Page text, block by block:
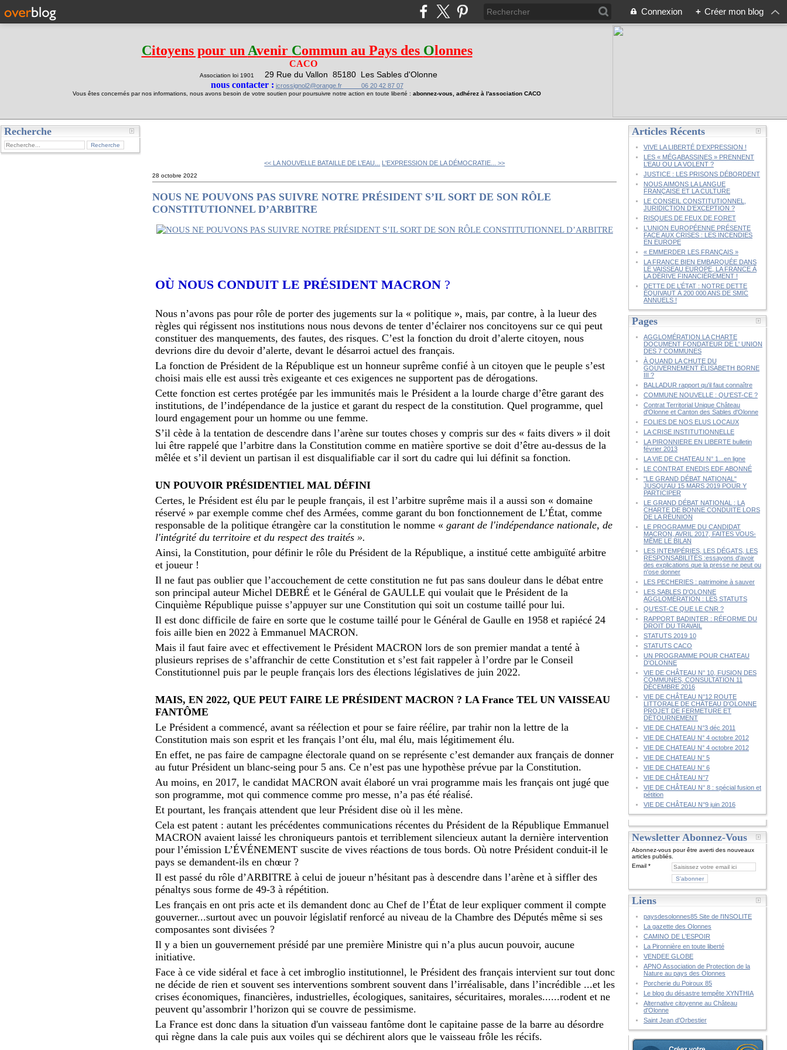
Connexion + Créer mon blog
Citoyens pour un Avenir Commun au Pays des Olonnes
CACO
Association loi 1901 29 Rue du Vallon 85180 Les Sables d'Olonne
nous contacter : jcrossignol2@orange.fr 06 20 42 87 07
Vous êtes concernés par nos informations, nous avons besoin de votre soutien pour poursuivre notre action en toute liberté : abonnez-vous, adhérez à l'association CACO
Recherche
<< LA NOUVELLE BATAILLE DE L’EAU... L'EXPRESSION DE LA DÉMOCRATIE... >>
28 octobre 2022
NOUS NE POUVONS PAS SUIVRE NOTRE PRÉSIDENT S’IL SORT DE SON RÔLE
CONSTITUTIONNEL D’ARBITRE
OÙ NOUS CONDUIT LE PRÉSIDENT MACRON ?
Nous n’avons pas pour rôle de porter des jugements sur la « politique », mais, par contre, à la lueur des
règles qui régissent nos institutions nous nous devons de tenter d’éclairer nos concitoyens sur ce qui peut
constituer des manquements, des fautes, des risques. C’est la fonction du droit d’alerte citoyen, nous
devrions dire du devoir d’alerte, devant le désarroi actuel des français.
La fonction de Président de la République est un honneur suprême confié à un citoyen que le peuple s’est
choisi mais elle est aussi très exigeante et ces exigences ne supportent pas de dérogations.
Cette fonction est certes protégée par les immunités mais le Président a la lourde charge d’être garant des
institutions, de l’indépendance de la justice et garant du respect de la constitution. Quel programme, quel
lourd engagement pour un homme ou une femme.
S’il cède à la tentation de descendre dans l’arène sur toutes choses y compris sur des « faits divers » il doit
lui être rappelé que l’arbitre dans la Constitution comme en matière sportive se doit d’être au-dessus de la
mêlée et s’il devient un partisan il est disqualifiable car il sort du cadre qui lui définit sa fonction.
UN POUVOIR PRÉSIDENTIEL MAL DÉFINI
Certes, le Président est élu par le peuple français, il est l’arbitre suprême mais il a aussi son « domaine
réservé » par exemple comme chef des Armées, comme garant du bon fonctionnement de L’État, comme
responsable de la politique étrangère car la constitution le nomme «garant de l'indépendance nationale, de
l'intégrité du territoire et du respect des traités ».
Ainsi, la Constitution, pour définir le rôle du Président de la République, a institué cette ambiguïté arbitre
et joueur !
Il ne faut pas oublier que l’accouchement de cette constitution ne fut pas sans douleur dans le débat entre
son principal auteur Michel DEBRÉ et le Général de GAULLE qui voulait que le Président de la
Cinquième République puisse s’appuyer sur une Constitution qui soit un costume taillé pour lui.
Il est donc difficile de faire en sorte que le costume taillé pour le Général de Gaulle en 1958 et rapiécé 24
fois aille bien en 2022 à Emmanuel MACRON.
Mais il faut faire avec et effectivement le Président MACRON lors de son premier mandat a tenté à
plusieurs reprises de s’affranchir de cette Constitution et s’est fait rappeler à l’ordre par le Conseil
Constitutionnel puis par le peuple français lors des élections législatives de juin 2022.
MAIS, EN 2022, QUE PEUT FAIRE LE PRÉSIDENT MACRON ? LA France TEL UN VAISSEAU
FANTÔME
Le Président a commencé, avant sa réélection et pour se faire réélire, par trahir non la lettre de la
Constitution mais son esprit et les français l’ont élu, mal élu, mais légitimement élu.
En effet, ne pas faire de campagne électorale quand on se représente c’est demander aux français de donner
au futur Président un blanc-seing pour 5 ans. Ce n’est pas une hypothèse prévue par la Constitution.
Au moins, en 2017, le candidat MACRON avait élaboré un vrai programme mais les français ont jugé que
son programme, mot qui commence comme pro messe, n’a pas été réalisé.
Et pourtant, les français attendent que leur Président dise où il les mène.
Cela est patent : autant les précédentes communications récentes du Président de la République Emmanuel
MACRON avaient laissé les chroniqueurs pantois et terriblement silencieux autant la dernière intervention
pour l’émission L’ÉVÉNEMENT suscite de vives réactions de tous bords. Où notre Président conduit-il le
pays se demandent-ils en chœur ?
Il est passé du rôle d’ARBITRE à celui de joueur n’hésitant pas à descendre dans l’arène et à siffler des
pénaltys sous forme de 49-3 à répétition.
Les français en ont pris acte et ils demandent donc au Chef de l’État de leur expliquer comment il compte
gouverner...surtout avec un pouvoir législatif renforcé au niveau de la Chambre des Députés même si ses
composantes sont divisées ?
Il y a bien un gouvernement présidé par une première Ministre qui n’a plus aucun pouvoir, aucune
initiative.
Face à ce vide sidéral et face à cet imbroglio institutionnel, le Président des français intervient sur tout donc
ne décide de rien et souvent ses interventions sombrent souvent dans l’irréalisable, dans l’incrédible ...et les
crises économiques, financières, industrielles, écologiques, sanitaires, sécuritaires, morales......rodent et ne
peuvent qu’assombrir l’horizon qui se couvre de pessimisme.
La France est donc dans la situation d'un vaisseau fantôme dont le capitaine passe de la barre au désordre
qui règne dans la cale puis aux voiles qui se déchirent alors que le vaisseau frôle les récifs.
Articles Récents
VIVE LA LIBERTÉ D’EXPRESSION !
LES « MÉGABASSINES » PRENNENT
L’EAU OU LA VOLENT ?
JUSTICE : LES PRISONS DÉBORDENT
NOUS AIMONS LA LANGUE
FRANÇAISE ET LA CULTURE
LE CONSEIL CONSTITUTIONNEL,
JURIDICTION D’EXCEPTION ?
RISQUES DE FEUX DE FORET
L’UNION EUROPÉENNE PRÉSENTE
FACE AUX CRISES : LES INCENDIES
EN EUROPE
« EMMERDER LES FRANÇAIS »
LA FRANCE BIEN EMBARQUÉE DANS
LE VAISSEAU EUROPE, LA FRANCE À
LA DÉRIVE FINANCIÈREMENT !
DETTE DE L’ÉTAT : NOTRE DETTE
ÉQUIVAUT À 200 000 ANS DE SMIC
ANNUELS !
Pages
AGGLOMÉRATION LA CHARTE
DOCUMENT FONDATEUR DE L' UNION
DES 7 COMMUNES
À QUAND LA CHUTE DU
GOUVERNEMENT ÉLISABETH BORNE
III ?
BALLADUR rapport qu'il faut connaître
COMMUNE NOUVELLE : QU'EST-CE ?
Contrat Territorial Unique Château
d'Olonne et Canton des Sables d'Olonne
FOLIES DE NOS ELUS LOCAUX
LA CRISE INSTITUTIONNELLE
LA PIRONNIERE EN LIBERTE bulletin
février 2013
LA VIE DE CHATEAU N° 1...en ligne
LE CONTRAT ENEDIS EDF ABONNÉ
"LE GRAND DÉBAT NATIONAL"
JUSQU'AU 15 MARS 2019 POUR Y
PARTICIPER
LE GRAND DÉBAT NATIONAL : LA
CHARTE DE BONNE CONDUITE LORS
DE LA RÉUNION
LE PROGRAMME DU CANDIDAT
MACRON, AVRIL 2017, FAITES VOUS-
MÊME LE BILAN
LES INTEMPÉRIES, LES DÉGATS, LES
RESPONSABILITÉS :essayons d'avoir
des explications que la presse ne peut ou
n'ose donner
LES PECHERIES : patrimoine à sauver
LES SABLES D'OLONNE
AGGLOMÉRATION : LES STATUTS
QU’EST-CE QUE LE CNR ?
RAPPORT BADINTER : RÉFORME DU
DROIT DU TRAVAIL
STATUTS 2019 10
STATUTS CACO
UN PROGRAMME POUR CHATEAU
D'OLONNE
VIE DE CHÂTEAU N° 10, FUSION DES
COMMUNES, CONSULTATION 11
DÉCEMBRE 2016
VIE DE CHÂTEAU N°12 ROUTE
LITTORALE DE CHÂTEAU D'OLONNE
PROJET DE FERMETURE ET
DÉTOURNEMENT
VIE DE CHATEAU N°3 déc 2011
VIE DE CHATEAU N° 4 octobre 2012
VIE DE CHATEAU N° 4 octobre 2012
VIE DE CHATEAU N° 5
VIE DE CHATEAU N° 6
VIE DE CHÂTEAU N°7
VIE DE CHÂTEAU N° 8 : spécial fusion et
pétition
VIE DE CHÂTEAU N°9 juin 2016
Newsletter Abonnez-Vous
Abonnez-vous pour être averti des nouveaux
articles publiés.
Email
Liens
paysdesolonnes85 Site de l'INSOLITE
La gazette des Olonnes
CAMINO DE L'ESPOIR
La Pironnière en toute liberté
VENDEE GLOBE
APNO Association de Protection de la
Nature au pays des Olonnes
Porcherie du Poiroux 85
Le blog du désastre tempête XYNTHIA
Alternative citoyenne au Château
d'Olonne
Saint Jean d'Orbestier